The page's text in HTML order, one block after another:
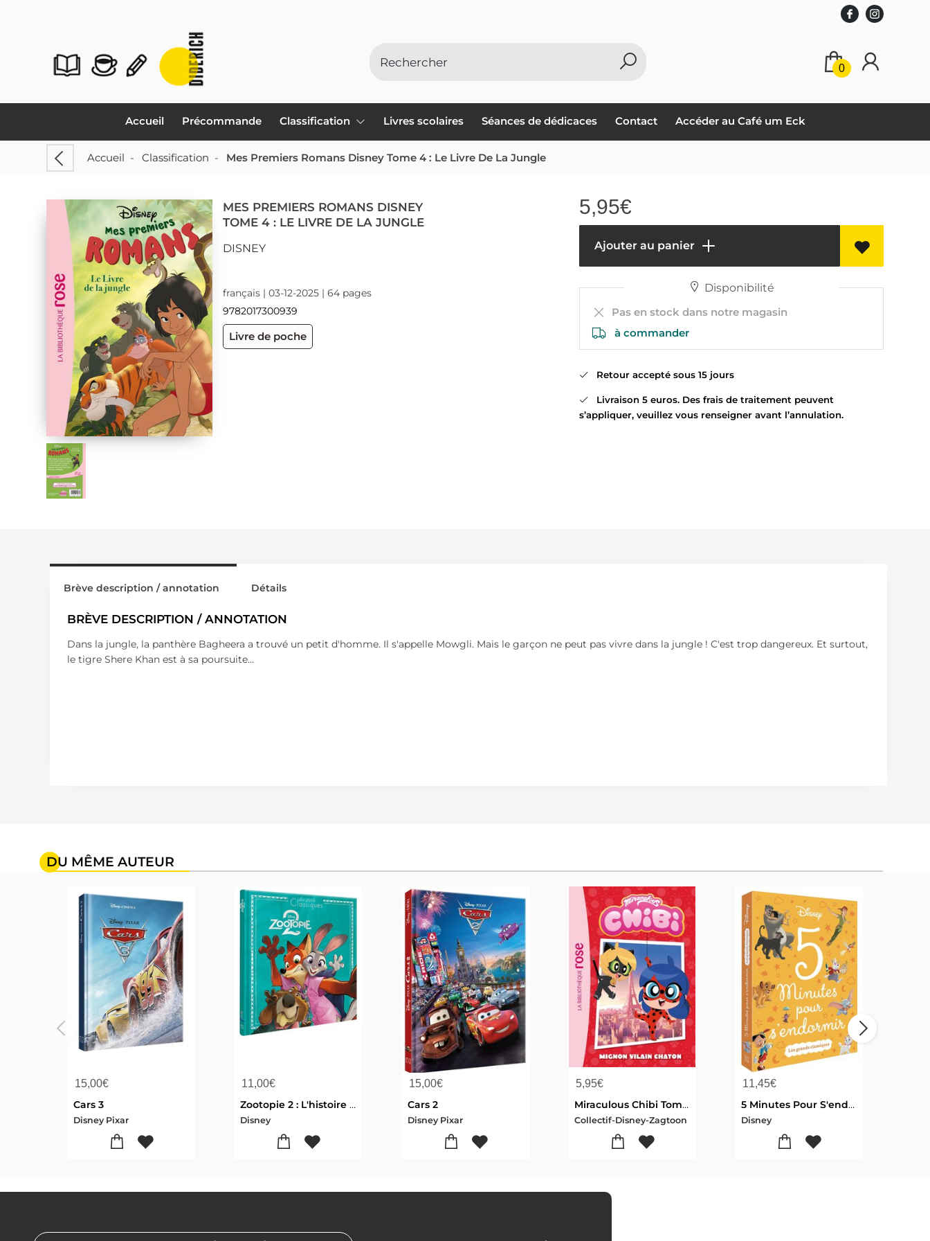
0
Accueil Précommande Classification Livres scolaires Séances de dédicaces Contact Accéder au Café um Eck
Accueil - Classification - Mes Premiers Romans Disney Tome 4 : Le Livre De La Jungle
MES PREMIERS ROMANS DISNEY
TOME 4 : LE LIVRE DE LA JUNGLE
DISNEY
français | 03-12-2025 | 64 pages
9782017300939
Livre de poche
5,95€
Ajouter au panier
Disponibilité
Pas en stock dans notre magasin
à commander
Retour accepté sous 15 jours
Livraison 5 euros. Des frais de traitement peuvent
s’appliquer, veuillez vous renseigner avant l’annulation.
Brève description / annotation
BRÈVE DESCRIPTION / ANNOTATION
Dans la jungle, la panthère Bagheera a trouvé un petit d'homme. Il s'appelle Mowgli. Mais le garçon ne peut pas vivre dans la jungle ! C'est trop dangereux. Et surtout,
le tigre Shere Khan est à sa poursuite...
Détails
DU MÊME AUTEUR
15,00€
Cars 3
Disney Pixar
11,00€
Zootopie 2 : L'histoire Du Film
Disney
15,00€
Cars 2
Disney Pixar
5,95€
Miraculous Chibi Tome 1 : Mignon Vilain Chaton
Collectif-Disney-Zagtoon
11,45€
5 Minutes Pour S'endormir : Les Grands Classiques
Disney